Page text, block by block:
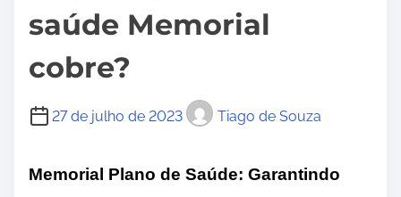
saúde Memorial
cobre?
27 de julho de 2023 Tiago de Souza
Memorial Plano de Saúde: Garantindo